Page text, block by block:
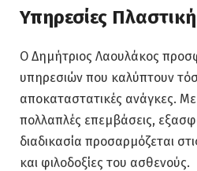
Υπηρεσίες
Ο Δημήτριος Λαουλάκος
υπηρεσιών που καλύπτουν
αποκαταστατικές ανάγκες. Με
πολλαπλές επεμβάσεις,
διαδικασία προσαρμόζεται
και φιλοδοξίες του ασθενούς.